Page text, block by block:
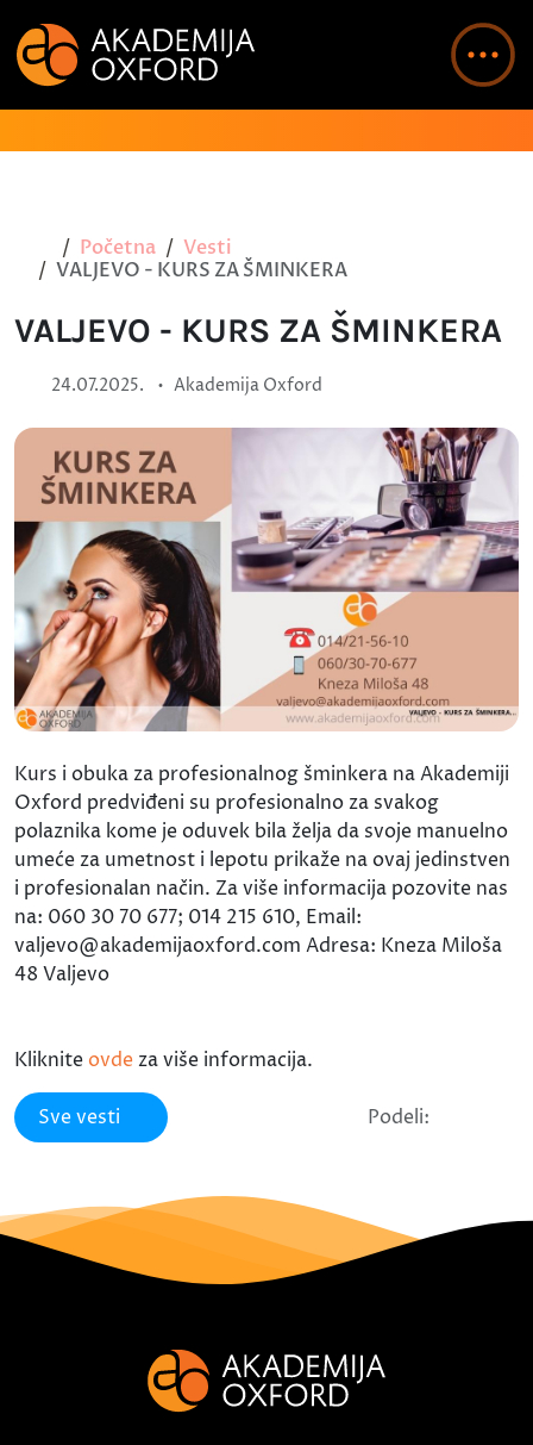
Početna
Vesti
VALJEVO - KURS ZA ŠMINKERA
VALJEVO - KURS ZA ŠMINKERA
24.07.2025. • Akademija Oxford
Kurs i obuka za profesionalnog šminkera na Akademiji
Oxford predviđeni su profesionalno za svakog
polaznika kome je oduvek bila želja da svoje manuelno
umeće za umetnost i lepotu prikaže na ovaj jedinstven
i profesionalan način. Za više informacija pozovite nas
na: 060 30 70 677; 014 215 610, Email:
valjevo@akademijaoxford.com Adresa: Kneza Miloša
48 Valjevo
Kliknite ovde za više informacija.
Sve vesti Podeli: